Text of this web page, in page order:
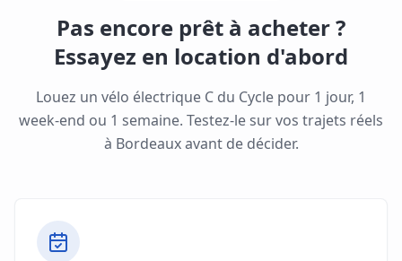
Pas encore prêt à acheter ?
Essayez en location d'abord
Louez un vélo électrique C du Cycle pour 1 jour, 1
week-end ou 1 semaine. Testez-le sur vos trajets réels
à Bordeauxavant de décider.